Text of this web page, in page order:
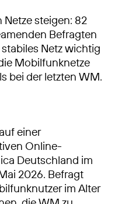
steigen: 82
Befragten
Netz wichtig
Mobilfunknetze
bei der letzten WM.
einer
Online-
Deutschland im
2026. Befragt
im Alter